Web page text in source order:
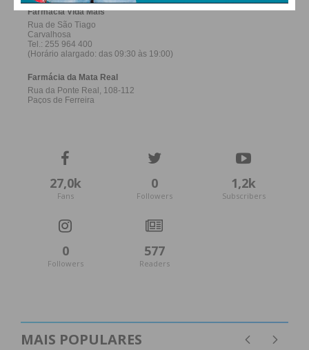
27,0k
Fans
0
Followers
1,2k
Subscribers
0
Followers
577
Readers
MAIS POPULARES